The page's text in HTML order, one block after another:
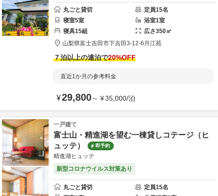
丸ごと貸切 定員15名
寝室5室 浴室1室
寝具15組 広さ350㎡
山梨県富士吉田市下吉田3-12-6 月江苑
７泊以上の連泊で20%OFF
直近1か月の参考料金
¥29,800～ ¥35,000/泊
一戸建て
富士山・精進湖を望む一棟貸しコテージ（ヒ
ュッテ）
即予約
精進湖ヒュッテ
新型コロナウイルス対策あり
丸ごと貸切 定員15名